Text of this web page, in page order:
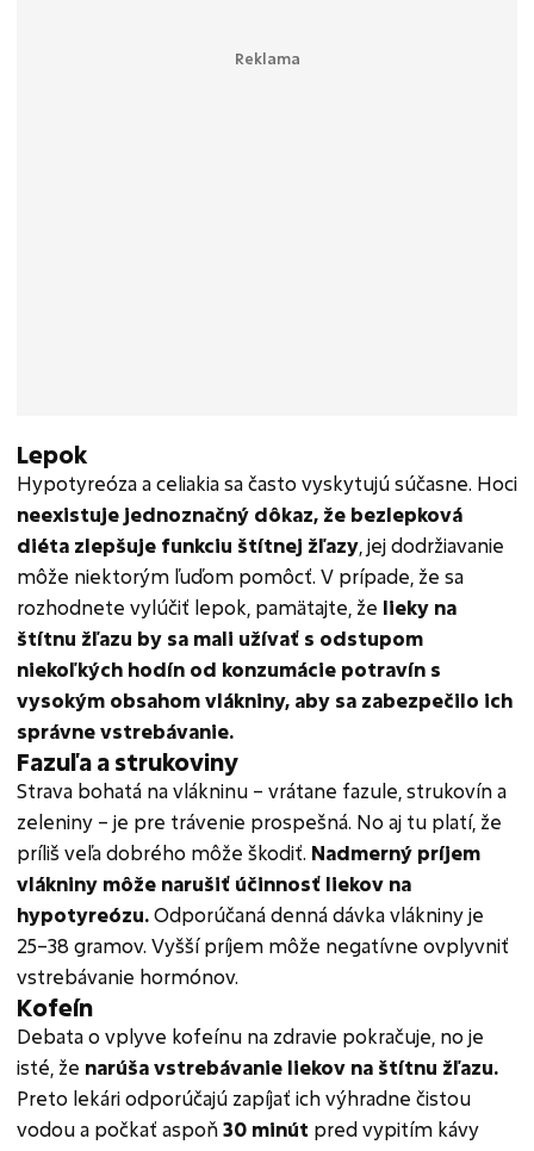
Lepok
Hypotyreóza a celiakia sa často vyskytujú súčasne. Hoci
neexistuje jednoznačný dôkaz, že bezlepková
diéta zlepšuje funkciu štítnej žľazy , jej dodržiavanie
môže niektorým ľuďom pomôcť. V prípade, že sa
rozhodnete vylúčiť lepok, pamätajte, že lieky na
štítnu žľazu by sa mali užívať s odstupom
niekoľkých hodín od konzumácie potravín s
vysokým obsahom vlákniny, aby sa zabezpečilo ich
správne vstrebávanie.
Fazuľa a strukoviny
Strava bohatá na vlákninu – vrátane fazule, strukovín a
zeleniny – je pre trávenie prospešná. No aj tu platí, že
príliš veľa dobrého môže škodiť. Nadmerný príjem
vlákniny môže narušiť účinnosť liekov na
hypotyreózu.Odporúčaná denná dávka vlákniny je
25–38 gramov. Vyšší príjem môže negatívne ovplyvniť
vstrebávanie hormónov.
Kofeín
Debata o vplyve kofeínu na zdravie pokračuje, no je
isté, že narúša vstrebávanie liekov na štítnu žľazu.
Preto lekári odporúčajú zapíjať ich výhradne čistou
vodou a počkať aspoň30 minút pred vypitím kávy